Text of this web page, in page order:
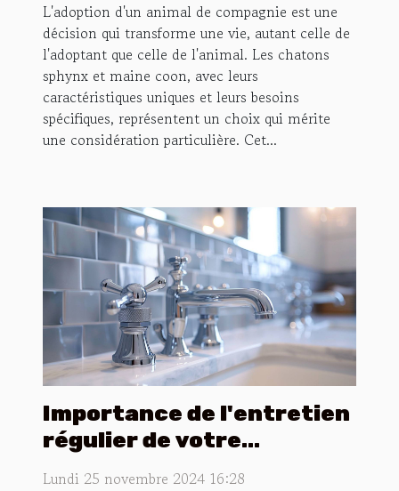
L'adoption d'un animal de compagnie est une
décision qui transforme une vie, autant celle de
l'adoptant que celle de l'animal. Les chatons
sphynx et maine coon, avec leurs
caractéristiques uniques et leurs besoins
spécifiques, représentent un choix qui mérite
une considération particulière. Cet...
Importance de l'entretien
régulier de votre
robinetterie et
Lundi 25 novembre 2024 16:28